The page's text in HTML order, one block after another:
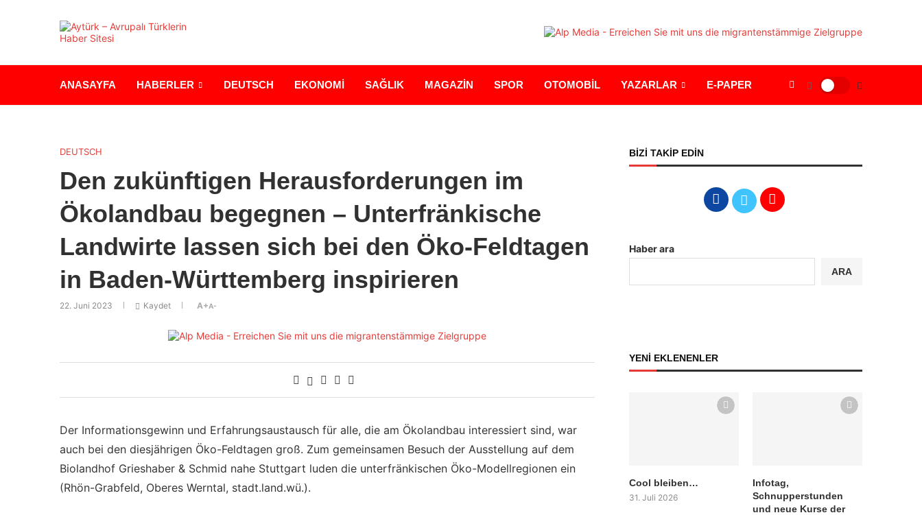
ANASAYFA HABERLER DEUTSCH EKONOMİ SAĞLIK MAGAZİN SPOR OTOMOBİL YAZARLAR E-PAPER
DEUTSCH
Den zukünftigen Herausforderungen im
Ökolandbau begegnen – Unterfränkische
Landwirte lassen sich bei den Öko-Feldtagen
in Baden-Württemberg inspirieren
22. Juni 2023 Kaydet A+A-
Der Informationsgewinn und Erfahrungsaustausch für alle, die am Ökolandbau interessiert sind, war
auch bei den diesjährigen Öko-Feldtagen groß. Zum gemeinsamen Besuch der Ausstellung auf dem
Biolandhof Grieshaber & Schmid nahe Stuttgart luden die unterfränkischen Öko-Modellregionen ein
(Rhön-Grabfeld, Oberes Werntal, stadt.land.wü.).
BİZİ TAKİP EDİN
Haber ara
ARA
YENİ EKLENENLER
Cool bleiben…
31. Juli 2026
Infotag,
Schnupperstunden
und neue Kurse der